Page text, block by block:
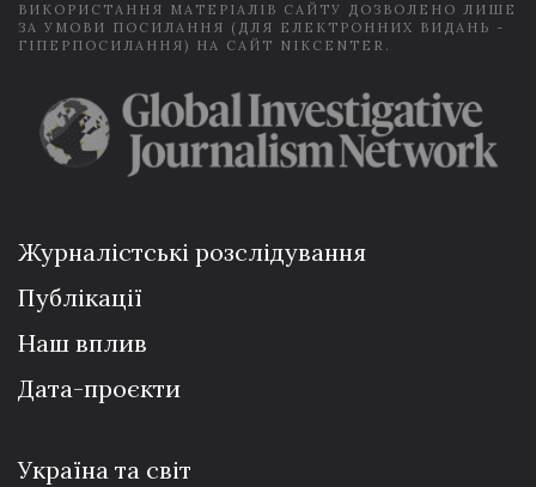
ВИКОРИСТАННЯ МАТЕРІАЛІВ САЙТУ ДОЗВОЛЕНО ЛИШЕ
ЗА УМОВИ ПОСИЛАННЯ (ДЛЯ ЕЛЕКТРОННИХ ВИДАНЬ -
ГІПЕРПОСИЛАННЯ) НА САЙТ NIKCENTER.
Журналістські розслідування
Публікації
Наш вплив
Дата-проєкти
Україна та світ